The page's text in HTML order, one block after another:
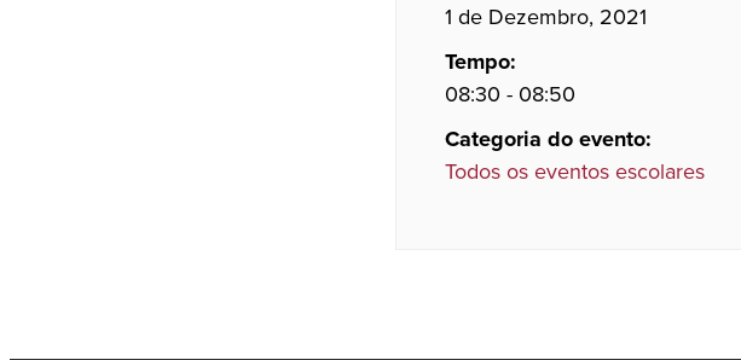
1 de Dezembro, 2021
Tempo:
08:30 - 08:50
Categoria do evento:
Todos os eventos escolares